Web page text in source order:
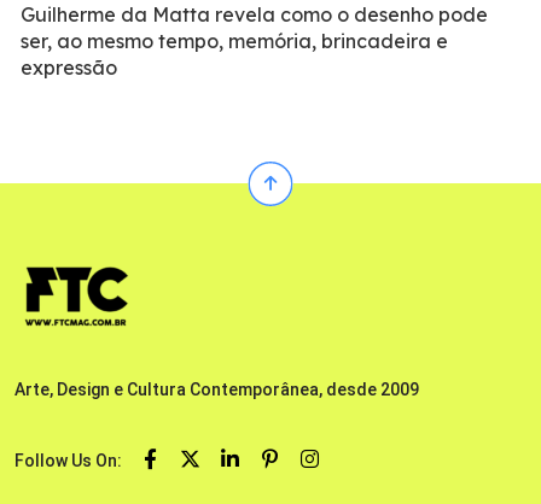
Guilherme da Matta revela como o desenho pode
ser, ao mesmo tempo, memória, brincadeira e
expressão
Arte, Design e Cultura Contemporânea, desde 2009
Follow Us On: